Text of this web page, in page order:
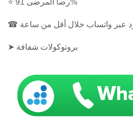
⭐ رضا المرضى 91%
عبر واتساب خلال أقل من ساعة
➤ بروتوكولات شفافة